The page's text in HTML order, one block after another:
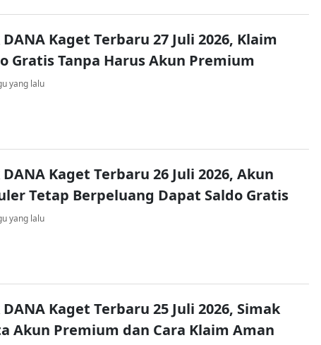
Kaget Terbaru 27 Juli 2026, Klaim
Gratis Tanpa Harus Akun Premium
yang lalu
Kaget Terbaru 26 Juli 2026, Akun
Tetap Berpeluang Dapat Saldo Gratis
yang lalu
Kaget Terbaru 25 Juli 2026, Simak
Akun Premium dan Cara Klaim Aman